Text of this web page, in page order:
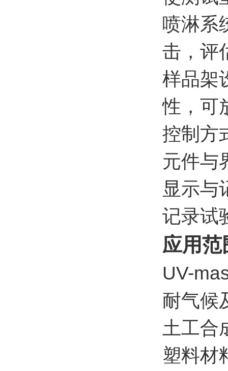
喷淋系
击，评
样品架
性，可
控制方
元件与
显示与
记录试
应用范
UV-
耐气候
土工合
塑料材